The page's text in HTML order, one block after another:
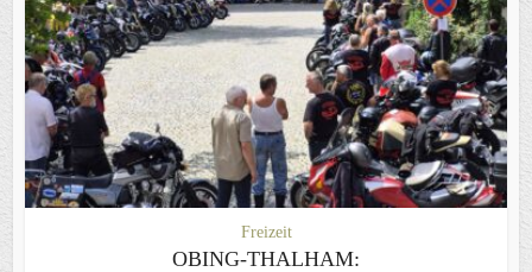
Freizeit
OBING-THALHAM: